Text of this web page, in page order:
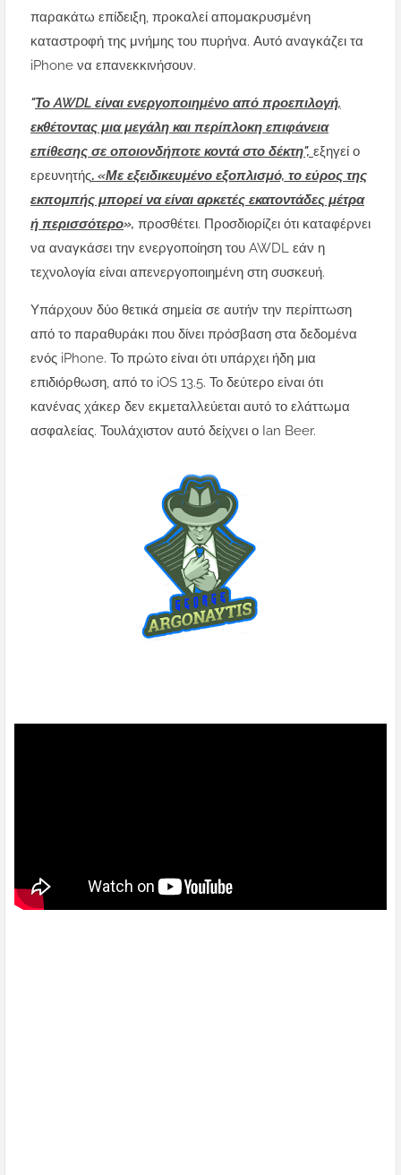
παρακάτω επίδειξη, προκαλεί απομακρυσμένη
καταστροφή της μνήμης του πυρήνα. Αυτό αναγκάζει τα
iPhone να επανεκκινήσουν.
"Το AWDL είναι ενεργοποιημένο από προεπιλογή,
εκθέτοντας μια μεγάλη και περίπλοκη επιφάνεια
επίθεσης σε οποιονδήποτε κοντά στο δέκτη", εξηγεί ο
ερευνητής. «Με εξειδικευμένο εξοπλισμό, το εύρος της
εκπομπής μπορεί να είναι αρκετές εκατοντάδες μέτρα
ή περισσότερο», προσθέτει. Προσδιορίζει ότι καταφέρνει
να αναγκάσει την ενεργοποίηση του AWDL εάν η
τεχνολογία είναι απενεργοποιημένη στη συσκευή.
Υπάρχουν δύο θετικά σημεία σε αυτήν την περίπτωση
από το παραθυράκι που δίνει πρόσβαση στα δεδομένα
ενός iPhone. Το πρώτο είναι ότι υπάρχει ήδη μια
επιδιόρθωση, από το iOS 13.5. Το δεύτερο είναι ότι
κανένας χάκερ δεν εκμεταλλεύεται αυτό το ελάττωμα
ασφαλείας. Τουλάχιστον αυτό δείχνει ο Ian Beer.